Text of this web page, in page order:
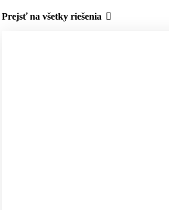
Prejsť na všetky riešenia